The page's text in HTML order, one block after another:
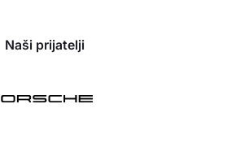
Naši prijatelji